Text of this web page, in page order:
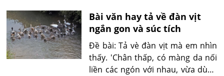
Bài văn hay tả về đàn vịt
ngắn gon và súc tích
Đề bài: Tả vè đàn vịt mà em nhìn
thấy. 'Chân thấp, có màng da nối
liền các ngón với nhau, vừa dùng